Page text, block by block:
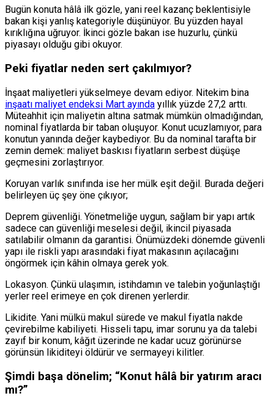
Bugün konuta hâlâ ilk gözle, yani reel kazanç beklentisiyle
bakan kişi yanlış kategoriyle düşünüyor. Bu yüzden hayal
kırıklığına uğruyor. İkinci gözle bakan ise huzurlu, çünkü
piyasayı olduğu gibi okuyor.
Peki fiyatlar neden sert çakılmıyor?
İnşaat maliyetleri yükselmeye devam ediyor. Nitekim bina
inşaatı maliyet endeksi Mart ayında yıllık yüzde 27,2 arttı.
Müteahhit için maliyetin altına satmak mümkün olmadığından,
nominal fiyatlarda bir taban oluşuyor. Konut ucuzlamıyor, para
konutun yanında değer kaybediyor. Bu da nominal tarafta bir
zemin demek: maliyet baskısı fiyatların serbest düşüşe
geçmesini zorlaştırıyor.
Koruyan varlık sınıfında ise her mülk eşit değil. Burada değeri
belirleyen üç şey öne çıkıyor;
Deprem güvenliği. Yönetmeliğe uygun, sağlam bir yapı artık
sadece can güvenliği meselesi değil, ikincil piyasada
satılabilir olmanın da garantisi. Önümüzdeki dönemde güvenli
yapı ile riskli yapı arasındaki fiyat makasının açılacağını
öngörmek için kâhin olmaya gerek yok.
Lokasyon. Çünkü ulaşımın, istihdamın ve talebin yoğunlaştığı
yerler reel erimeye en çok direnen yerlerdir.
Likidite. Yani mülkü makul sürede ve makul fiyatla nakde
çevirebilme kabiliyeti. Hisseli tapu, imar sorunu ya da talebi
zayıf bir konum, kâğıt üzerinde ne kadar ucuz görünürse
görünsün likiditeyi öldürür ve sermayeyi kilitler.
Şimdi başa dönelim; “Konut hâlâ bir yatırım aracı
mı?”